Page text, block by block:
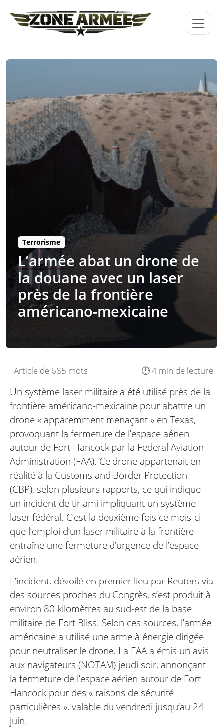
Terrorisme
L’armée abat un drone de
la douane avec un laser
près de la frontière
américano-mexicaine
Article de 685 mots ⏱️ 4 min de lecture
Un système laser militaire a été utilisé près de la
frontière américano-mexicaine pour abattre un
drone « apparemment menaçant » en Texas,
provoquant la fermeture de l’espace aérien
autour de Fort Hancock par la Federal Aviation
Administration (FAA). Ce drone appartenait en
réalité à la Customs and Border Protection
(CBP), selon plusieurs rapports, ce qui indique
un incident de tir ami impliquant un système
laser fédéral. C’est la deuxième fois ce mois-ci
que l’emploi d’un laser militaire à la frontière
entraîne une fermeture d’urgence de l’espace
aérien.
L’incident, dévoilé en premier lieu par Reuters via
des sources proches du Congrès, s’est produit à
environ 80 kilomètres au sud-est de la base
militaire de Fort Bliss. Selon ces sources, l’armée
américaine a utilisé une arme à énergie dirigée
pour neutraliser le drone. La FAA a émis un avis
aux navigateurs (NOTAM) jeudi soir, annonçant
la fermeture de l’espace aérien autour de Fort
Hancock pour des « raisons de sécurité
particulières », valable du vendredi jusqu’au 24
juin.